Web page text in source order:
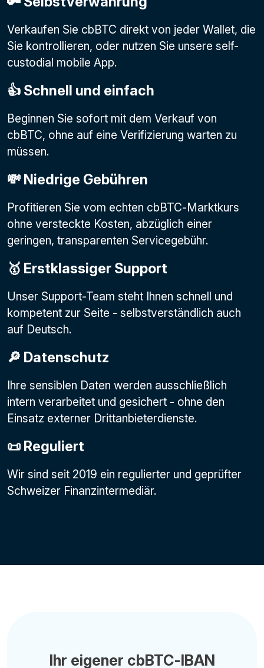
Verkaufen Sie cbBTC direkt von jeder Wallet, die
Sie kontrollieren, oder nutzen Sie unsere self-
custodial mobile App.
👍 Schnell und einfach
Beginnen Sie sofort mit dem Verkauf von
cbBTC, ohne auf eine Verifizierung warten zu
müssen.
💸 Niedrige Gebühren
Profitieren Sie vom echten cbBTC-Marktkurs
ohne versteckte Kosten, abzüglich einer
geringen, transparenten Servicegebühr.
🥇 Erstklassiger Support
Unser Support-Team steht Ihnen schnell und
kompetent zur Seite - selbstverständlich auch
auf Deutsch.
🔎 Datenschutz
Ihre sensiblen Daten werden ausschließlich
intern verarbeitet und gesichert - ohne den
Einsatz externer Drittanbieterdienste.
📜 Reguliert
Wir sind seit 2019 ein regulierter und geprüfter
Schweizer Finanzintermediär.
Ihr eigener cbBTC-IBAN